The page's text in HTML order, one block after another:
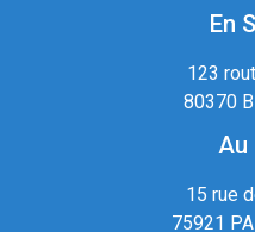
En
123
80370
Au
15 rue
75921